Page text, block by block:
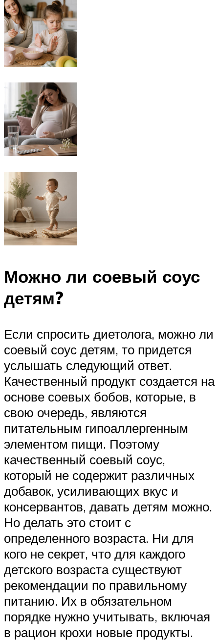
Можно ли соевый соус
детям?
Если спросить диетолога, можно ли
соевый соус детям, то придется
услышать следующий ответ.
Качественный продукт создается на
основе соевых бобов, которые, в
свою очередь, являются
питательным гипоаллергенным
элементом пищи. Поэтому
качественный соевый соус,
который не содержит различных
добавок, усиливающих вкус и
консервантов, давать детям можно.
Но делать это стоит с
определенного возраста. Ни для
кого не секрет, что для каждого
детского возраста существуют
рекомендации по правильному
питанию. Их в обязательном
порядке нужно учитывать, включая
в рацион крохи новые продукты.